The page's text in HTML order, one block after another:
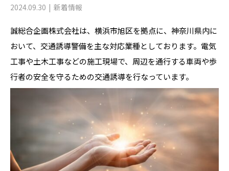
2024.09.30 新着情報
誠総合企画株式会社は、横浜市旭区を拠点に、神奈川県内に
おいて、交通誘導警備を主な対応業種としております。電気
工事や土木工事などの施工現場で、周辺を通行する車両や歩
行者の安全を守るための交通誘導を行なっています。